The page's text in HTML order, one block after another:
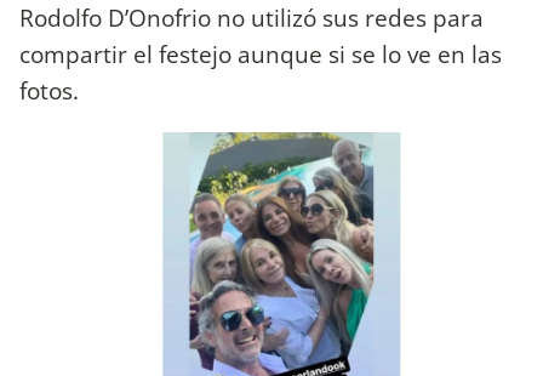
Rodolfo D’Onofrio no utilizó sus redes para
compartir el festejo aunque si se lo ve en las
fotos.